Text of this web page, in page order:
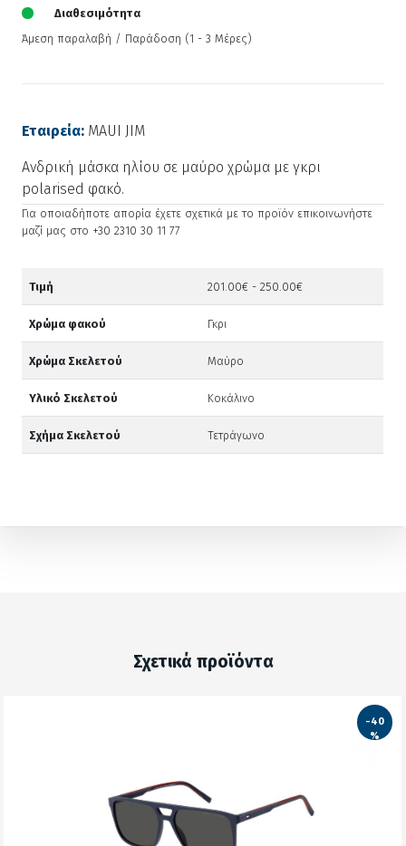
Διαθεσιμότητα
Άμεση παραλαβή / Παράδoση (1 - 3 Μέρες)
Εταιρεία: MAUI JIM
Ανδρική μάσκα ηλίου σε μαύρο χρώμα με γκρι
polarised φακό.
Για οποιαδήποτε απορία έχετε σχετικά με το προϊόν επικοινωνήστε
μαζί μας στο +30 2310 30 11 77
Τιμή 201.00€ - 250.00€
Χρώμα φακού Γκρι
Χρώμα Σκελετού Μαύρο
Υλικό Σκελετού Κοκάλινο
Σχήμα Σκελετού Τετράγωνο
Σχετικά προϊόντα
-40
%